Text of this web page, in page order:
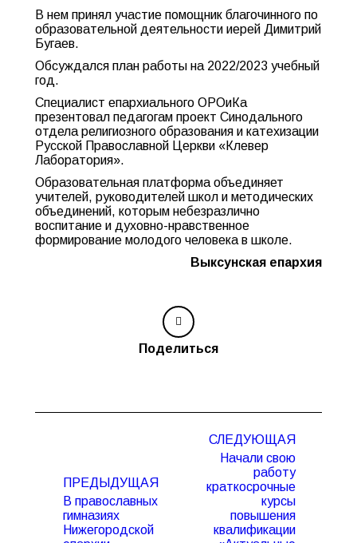
В нем принял участие помощник благочинного по
образовательной деятельности иерей Димитрий
Бугаев.
Обсуждался план работы на 2022/2023 учебный
год.
Специалист епархиального ОРОиКа
презентовал педагогам проект Синодального
отдела религиозного образования и катехизации
Русской Православной Церкви «Клевер
Лаборатория».
Образовательная платформа объединяет
учителей, руководителей школ и методических
объединений, которым небезразлично
воспитание и духовно-нравственное
формирование молодого человека в школе.
Выксунская епархия
Поделиться
ПРЕДЫДУЩАЯ
Предыдущая
В православных
гимназиях
Нижегородской
СЛЕДУЮЩАЯ
Следующая
Начали свою
работу
краткосрочные
курсы
повышения
квалификации